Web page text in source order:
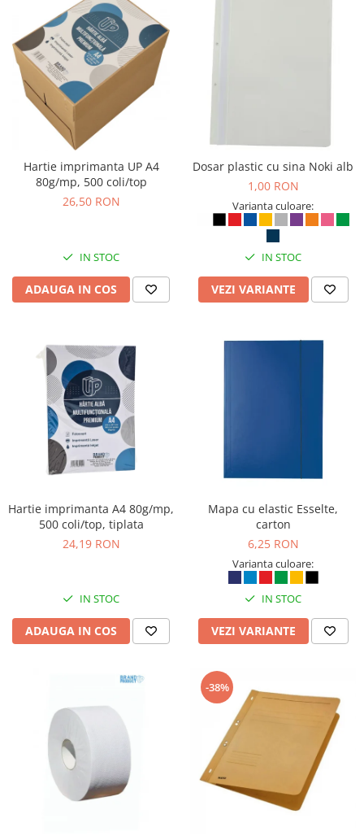
Bibliorafturi, caiete mecanice,
separatoare
Capsatoare, capse si perforatoare
Caiete si blocnotesuri
Dosare, folii protectie si mape
Accesorii diverse pentru birou
Etichetare si ambalare
Arhivare si depozitare
Instrumente de scris
Pixuri cu gel
Stilouri
Seturi de scris Premium
Creioane mecanice si grafit
Rollere
Finelinere
Textmarkere
Markere diverse
Carioci si creioane colorate
Rezerve instrumente scris
Ascutitori, radiere, agrafe
Foarfece pentru birou
Produse Antibacteriene
Articole pentru baie
Articole pentru bucatarie
dispensere
Articole pentru rufe, casa,
geamuri, mobila
Articole pentru birou, suprafete,
pardoseli
Hartie imprimanta UP A4
80g/mp, 500 coli/top
26,50 RON
IN STOC
ADAUGA IN COS
Dosar plastic cu sina Noki alb
1,00 RON
Varianta culoare:
IN STOC
VEZI VARIANTE
Hartie imprimanta A4 80g/mp,
500 coli/top, tiplata
24,19 RON
IN STOC
ADAUGA IN COS
Mapa cu elastic Esselte,
carton
6,25 RON
Varianta culoare:
IN STOC
VEZI VARIANTE
-38%